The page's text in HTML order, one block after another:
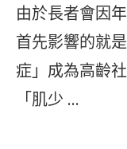
由於長者會因
首先影響的就
症」成為高齡
「肌少 …